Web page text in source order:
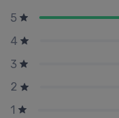
5
4
3
2
1